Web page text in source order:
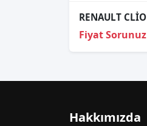
Fiyat Sorunuz
Hakkımızda